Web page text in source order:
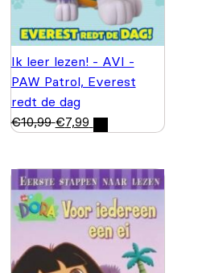
Ik leer lezen! - AVI -
PAW Patrol, Everest
redt de dag
€10,99 €7,99